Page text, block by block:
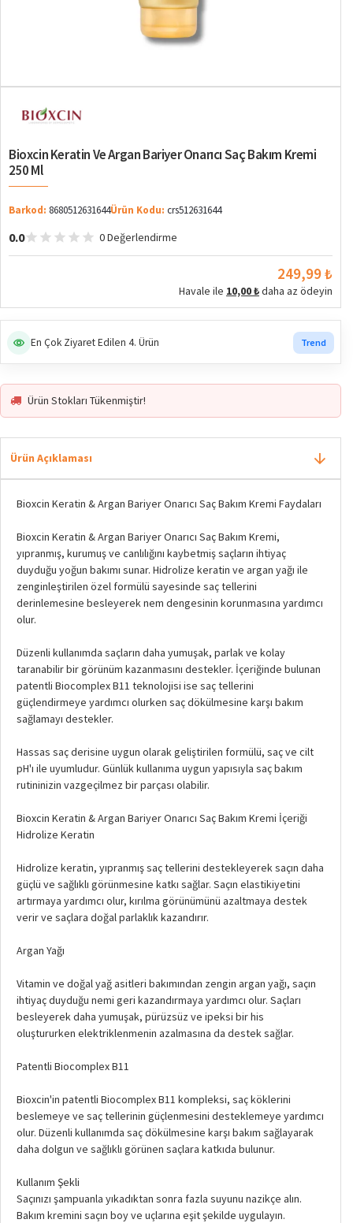
Bioxcin Keratin Ve Argan Bariyer Onarıcı Saç Bakım Kremi
250 Ml
Barkod: 8680512631644Ürün Kodu: crs512631644
0.0 0 Değerlendirme
249,99 ₺
Havale ile 10,00 ₺daha az ödeyin
En Çok Ziyaret Edilen 4. Ürün Trend
Ürün Stokları Tükenmiştir!
Ürün Açıklaması
Bioxcin Keratin & Argan Bariyer Onarıcı Saç Bakım Kremi Faydaları
Bioxcin Keratin & Argan Bariyer Onarıcı Saç Bakım Kremi,
yıpranmış, kurumuş ve canlılığını kaybetmiş saçların ihtiyaç
duyduğu yoğun bakımı sunar. Hidrolize keratin ve argan yağı ile
zenginleştirilen özel formülü sayesinde saç tellerini
derinlemesine besleyerek nem dengesinin korunmasına yardımcı
olur.
Düzenli kullanımda saçların daha yumuşak, parlak ve kolay
taranabilir bir görünüm kazanmasını destekler. İçeriğinde bulunan
patentli Biocomplex B11 teknolojisi ise saç tellerini
güçlendirmeye yardımcı olurken saç dökülmesine karşı bakım
sağlamayı destekler.
Hassas saç derisine uygun olarak geliştirilen formülü, saç ve cilt
pH'ı ile uyumludur. Günlük kullanıma uygun yapısıyla saç bakım
rutininizin vazgeçilmez bir parçası olabilir.
Bioxcin Keratin & Argan Bariyer Onarıcı Saç Bakım Kremi İçeriği
Hidrolize Keratin
Hidrolize keratin, yıpranmış saç tellerini destekleyerek saçın daha
güçlü ve sağlıklı görünmesine katkı sağlar. Saçın elastikiyetini
artırmaya yardımcı olur, kırılma görünümünü azaltmaya destek
verir ve saçlara doğal parlaklık kazandırır.
Argan Yağı
Vitamin ve doğal yağ asitleri bakımından zengin argan yağı, saçın
ihtiyaç duyduğu nemi geri kazandırmaya yardımcı olur. Saçları
besleyerek daha yumuşak, pürüzsüz ve ipeksi bir his
oluştururken elektriklenmenin azalmasına da destek sağlar.
Patentli Biocomplex B11
Bioxcin'in patentli Biocomplex B11 kompleksi, saç köklerini
beslemeye ve saç tellerinin güçlenmesini desteklemeye yardımcı
olur. Düzenli kullanımda saç dökülmesine karşı bakım sağlayarak
daha dolgun ve sağlıklı görünen saçlara katkıda bulunur.
Kullanım Şekli
Saçınızı şampuanla yıkadıktan sonra fazla suyunu nazikçe alın.
Bakım kremini saçın boy ve uçlarına eşit şekilde uygulayın.